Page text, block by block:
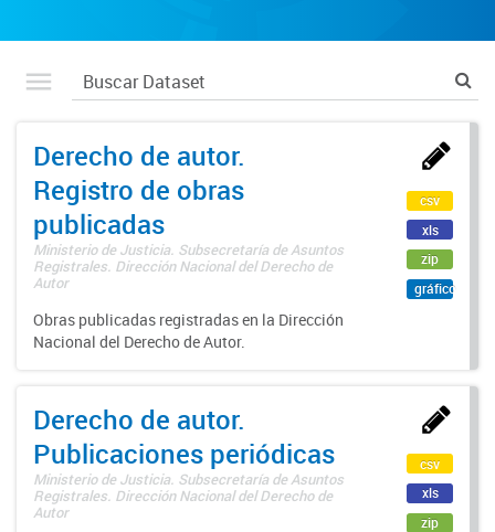
Derecho de autor.
Registro de obras
publicadas
Ministerio de Justicia. Subsecretaría de Asuntos
Registrales. Dirección Nacional del Derecho de
Autor
Obras publicadas registradas en la Dirección
Nacional del Derecho de Autor.
csv
xls
zip
gráfico
Derecho de autor.
Publicaciones periódicas
Ministerio de Justicia. Subsecretaría de Asuntos
Registrales. Dirección Nacional del Derecho de
Autor
csv
xls
zip